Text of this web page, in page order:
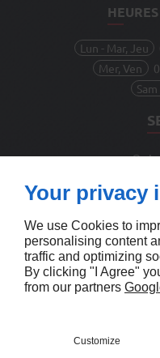
Lun - Mar, Jeu
Mer, Ven
Qui
Your privacy
We use Cookies to
personalising content
traffic and optimizing
By clicking "I Agree"
from our partners
Customize